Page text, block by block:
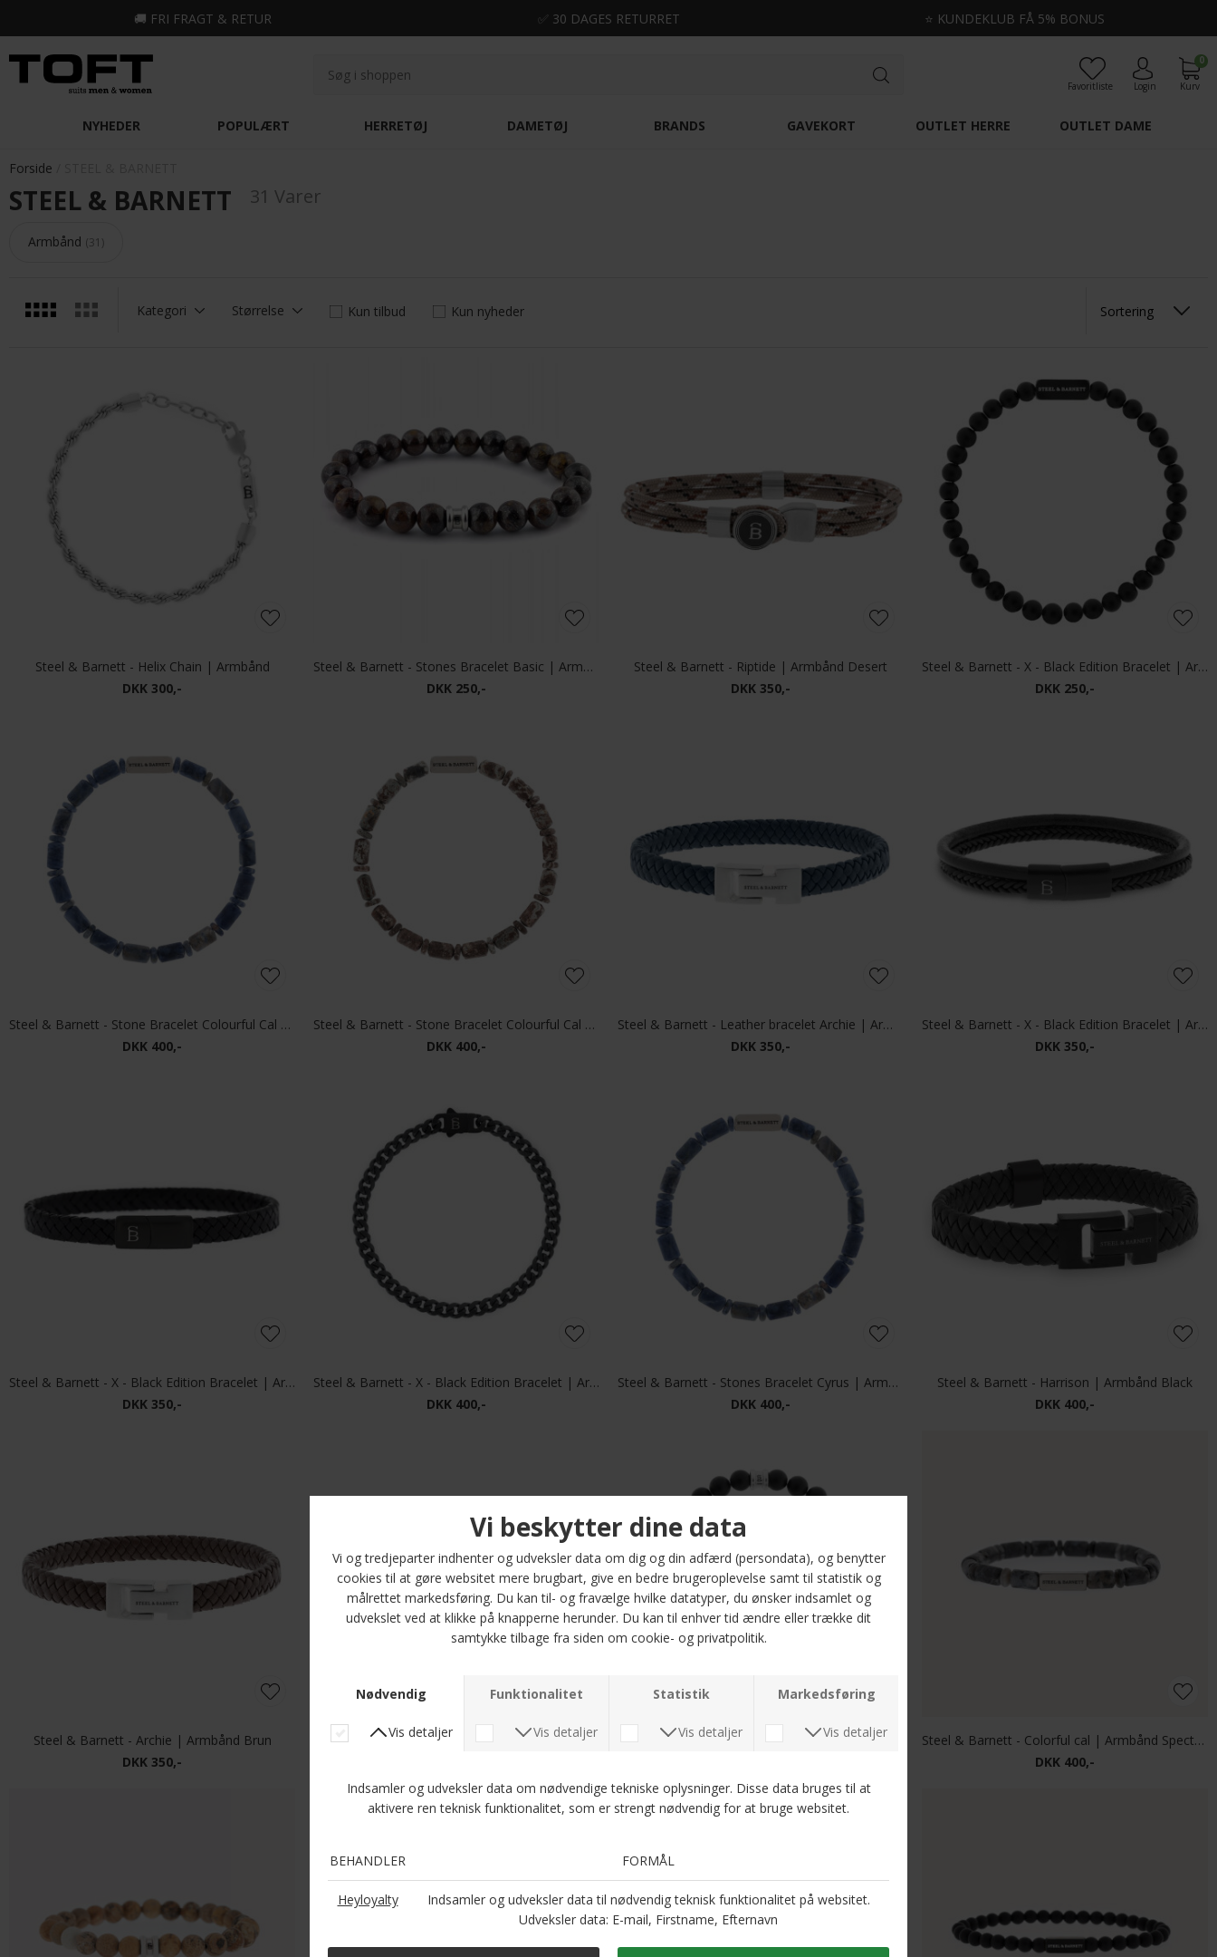
🚚 FRI FRAGT & RETUR ✅ 30 DAGES RETURRET ⭐ KUNDEKLUB FÅ 5% BONUS
Kurv
0
Login
Favoritliste
NYHEDER POPULÆRT HERRETØJ DAMETØJ BRANDS GAVEKORT OUTLET HERRE OUTLET DAME
Forside
STEEL & BARNETT 31 Varer
Armbånd 31
Kategori Størrelse Kun tilbud Kun nyheder
Steel & Barnett - Helix Chain | Armbånd
DKK 300,-
Steel & Barnett - Stones Bracelet Basic | Armbånd Bronzite
DKK 250,-
Steel & Barnett - Riptide | Armbånd Desert
DKK 350,-
Steel & Barnett - X - Black Edition Bracelet | Armbånd Natural Ned
DKK 250,-
Steel & Barnett - Stone Bracelet Colourful Cal | Armbånd Matt Sodalite
DKK 400,-
Steel & Barnett - Stone Bracelet Colourful Cal | Armbånd Matt Moreno
DKK 400,-
Steel & Barnett - Leather bracelet Archie | Armbånd Jeans Blue
DKK 350,-
Steel & Barnett - X - Black Edition Bracelet | Armbånd Denby
DKK 350,-
Steel & Barnett - X - Black Edition Bracelet | Armbånd Riley
DKK 350,-
Steel & Barnett - X - Black Edition Bracelet | Armbånd Svelte Stephen
DKK 400,-
Steel & Barnett - Stones Bracelet Cyrus | Armbånd Black
DKK 400,-
Steel & Barnett - Harrison | Armbånd Black
DKK 400,-
Steel & Barnett - Archie | Armbånd Brun
DKK 350,-
Steel & Barnett - Leather bracelet Denby | Armbånd Brun
Steel & Barnett - Colorful cal | Armbånd Spectolite
DKK 400,-